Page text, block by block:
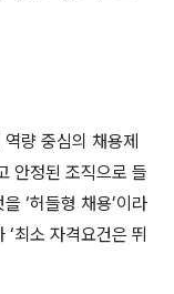
량 중심의 채용제
안정된 조직으로 들
을 ‘허들형 채용’이라
‘최소 자격요건은 뛰